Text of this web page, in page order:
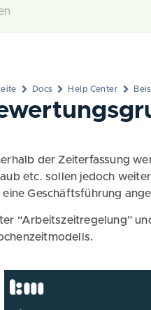
Docs Help Center
der Zeiterfassung
etc. sollen jedoch
eine Geschäftsführung
“Arbeitszeitregelung”